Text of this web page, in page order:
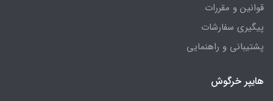
قوانین و مقررات
پیگیری سفارشات
پشتیبانی و راهنمایی
هایپر خرگوش